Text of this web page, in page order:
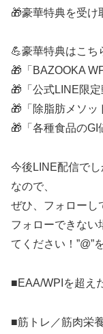
🎁豪華特典を受け
💪豪華特典はこち
🎁「BAZOOKA
🎁「公式LINE限定
🎁「除脂肪メソッ
🎁「各種食品のGI
今後LINE配信で
なので、
ぜひ、フォローし
フォローできない
てください！”@”
■EAA/WPIを超え
■筋トレ／筋肉栄